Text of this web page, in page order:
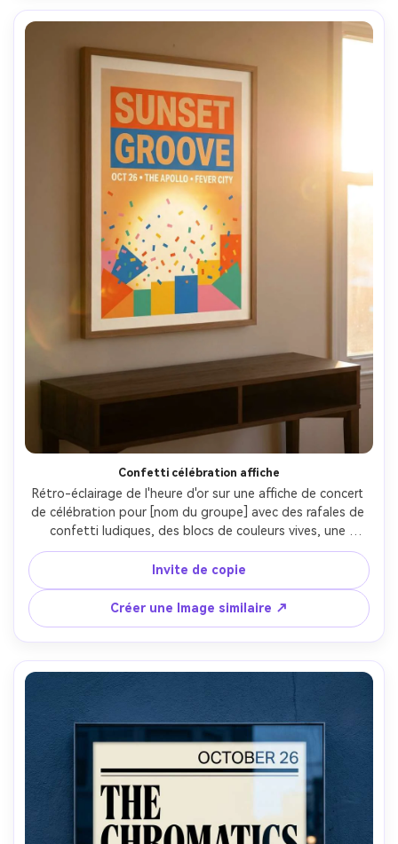
Confetti célébration affiche
Rétro-éclairage de l'heure d'or sur une affiche de concert
de célébration pour [nom du groupe] avec des rafales de
confetti ludiques, des blocs de couleurs vives, une
typographie sans serif audacieuse et conviviale, incluant
[DATE], [lieu], [ville], un espacement propre pour
l'impression, texture de papier mat, photographié comme
une impression encadrée au-dessus d'une table de
console avec un éclair solaire doux, Sony A7R IV, 50mm,
direct, mise au point nette, haute résolution-AR 4:5
Invite de copie
Créer une Image similaire ↗